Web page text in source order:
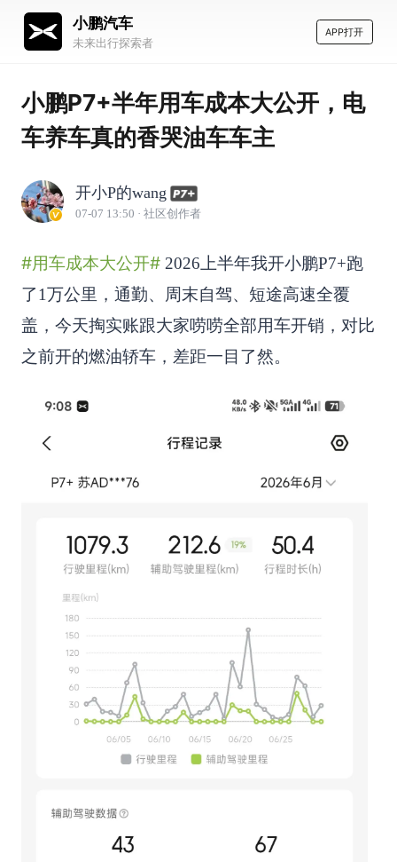
小鹏汽车
未来出行探索者
APP打开
小鹏P7+半年用车成本大公开，电
车养车真的香哭油车车主
开小P的wang
07-07 13:50 · 社区创作者
#用车成本大公开#2026上半年我开小鹏P7+跑
了1万公里，通勤、周末自驾、短途高速全覆
盖，今天掏实账跟大家唠唠全部用车开销，对比
之前开的燃油轿车，差距一目了然。